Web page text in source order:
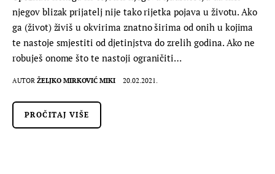
njegov blizak prijatelj nije tako rijetka pojava u životu. Ako
ga (život) živiš u okvirima znatno širima od onih u kojima
te nastoje smjestiti od djetinjstva do zrelih godina. Ako ne
robuješ onome što te nastoji ograničiti…
AUTOR ŽELJKO MIRKOVIĆ MIKI 20.02.2021.
PROČITAJ VIŠE